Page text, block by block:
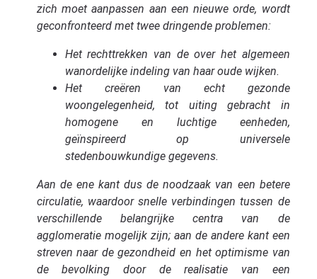
zich moet aanpassen aan een nieuwe orde, wordt
geconfronteerd met twee dringende problemen:
Het rechttrekken van de over het algemeen
wanordelijke indeling van haar oude wijken.
Het creëren van echt gezonde
woongelegenheid, tot uiting gebracht in
homogene en luchtige eenheden,
geïnspireerd op universele
stedenbouwkundige gegevens.
Aan de ene kant dus de noodzaak van een betere
circulatie, waardoor snelle verbindingen tussen de
verschillende belangrijke centra van de
agglomeratie mogelijk zijn; aan de andere kant een
streven naar de gezondheid en het optimisme van
de bevolking door de realisatie van een